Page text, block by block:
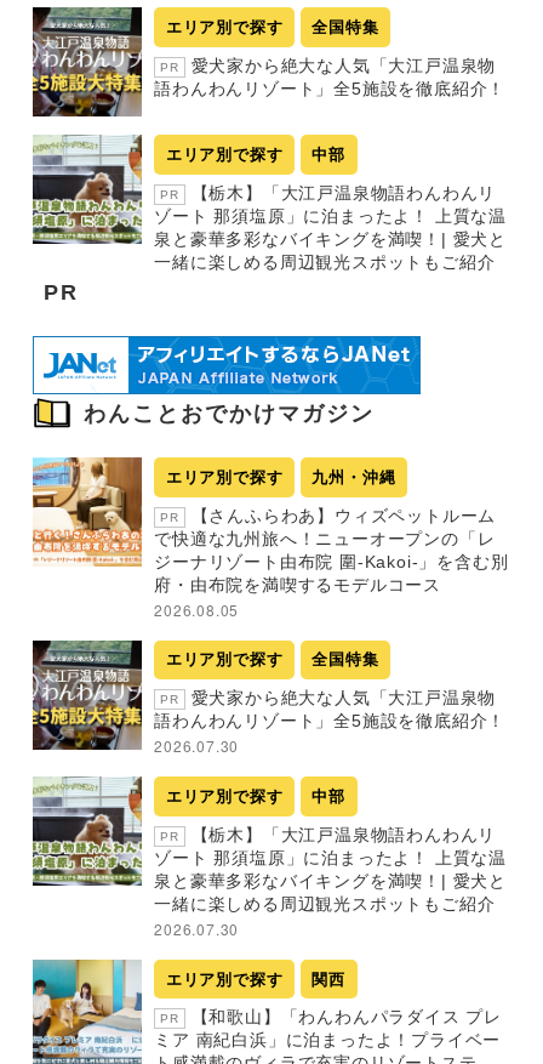
エリア別で探す 全国特集
PR
愛犬家から絶大な人気「大江戸温泉物
語わんわんリゾート」全5施設を徹底紹介！
エリア別で探す 中部
PR
【栃木】「大江戸温泉物語わんわんリ
ゾート 那須塩原」に泊まったよ！ 上質な温
泉と豪華多彩なバイキングを満喫！| 愛犬と
一緒に楽しめる周辺観光スポットもご紹介
PR
わんことおでかけマガジン
エリア別で探す 九州・沖縄
PR
【さんふらわあ】ウィズペットルーム
で快適な九州旅へ！ニューオープンの「レ
ジーナリゾート由布院 圍-Kakoi-」を含む別
府・由布院を満喫するモデルコース
2026.08.05
エリア別で探す 全国特集
PR
愛犬家から絶大な人気「大江戸温泉物
語わんわんリゾート」全5施設を徹底紹介！
2026.07.30
エリア別で探す 中部
PR
【栃木】「大江戸温泉物語わんわんリ
ゾート 那須塩原」に泊まったよ！ 上質な温
泉と豪華多彩なバイキングを満喫！| 愛犬と
一緒に楽しめる周辺観光スポットもご紹介
2026.07.30
エリア別で探す 関西
PR
【和歌山】「わんわんパラダイス プレ
ミア 南紀白浜」に泊まったよ！プライベー